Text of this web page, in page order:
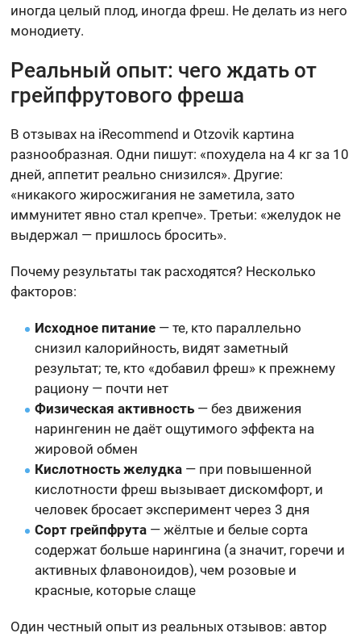
иногда целый плод, иногда фреш. Не делать из него
монодиету.
Реальный опыт: чего ждать от
грейпфрутового фреша
В отзывах на iRecommend и Otzovik картина
разнообразная. Одни пишут: «похудела на 4 кг за 10
дней, аппетит реально снизился». Другие:
«никакого жиросжигания не заметила, зато
иммунитет явно стал крепче». Третьи: «желудок не
выдержал — пришлось бросить».
Почему результаты так расходятся? Несколько
факторов:
Исходное питание — те, кто параллельно
снизил калорийность, видят заметный
результат; те, кто «добавил фреш» к прежнему
рациону — почти нет
Физическая активность — без движения
нарингенин не даёт ощутимого эффекта на
жировой обмен
Кислотность желудка — при повышенной
кислотности фреш вызывает дискомфорт, и
человек бросает эксперимент через 3 дня
Сорт грейпфрута — жёлтые и белые сорта
содержат больше нарингина (а значит, горечи и
активных флавоноидов), чем розовые и
красные, которые слаще
Один честный опыт из реальных отзывов: автор